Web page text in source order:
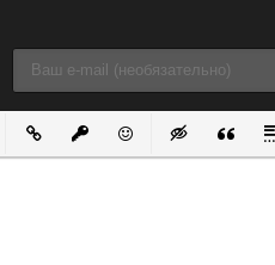
списоксписок
Вставить ссылку
Вставить защищенную
Вставить смайлик
Вставка